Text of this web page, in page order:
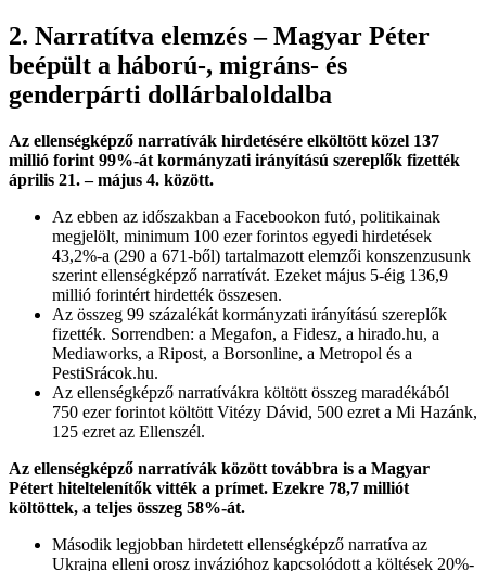
2. Narratítva elemzés – Magyar Péter
beépült a háború-, migráns- és
genderpárti dollárbaloldalba
Az ellenségképző narratívák hirdetésére elköltött közel 137
millió forint 99%-át kormányzati irányítású szereplők fizették
április 21. – május 4. között.
Az ebben az időszakban a Facebookon futó, politikainak
megjelölt, minimum 100 ezer forintos egyedi hirdetések
43,2%-a (290 a 671-ből) tartalmazott elemzői konszenzusunk
szerint ellenségképző narratívát. Ezeket május 5-éig 136,9
millió forintért hirdették összesen.
Az összeg 99 százalékát kormányzati irányítású szereplők
fizették. Sorrendben: a Megafon, a Fidesz, a hirado.hu, a
Mediaworks, a Ripost, a Borsonline, a Metropol és a
PestiSrácok.hu.
Az ellenségképző narratívákra költött összeg maradékából
750 ezer forintot költött Vitézy Dávid, 500 ezret a Mi Hazánk,
125 ezret az Ellenszél.
Az ellenségképző narratívák között továbbra is a Magyar
Pétert hiteltelenítők vitték a prímet. Ezekre 78,7 milliót
költöttek, a teljes összeg 58%-át.
Második legjobban hirdetett ellenségképző narratíva az
Ukrajna elleni orosz invázióhoz kapcsolódott a költések 20%-